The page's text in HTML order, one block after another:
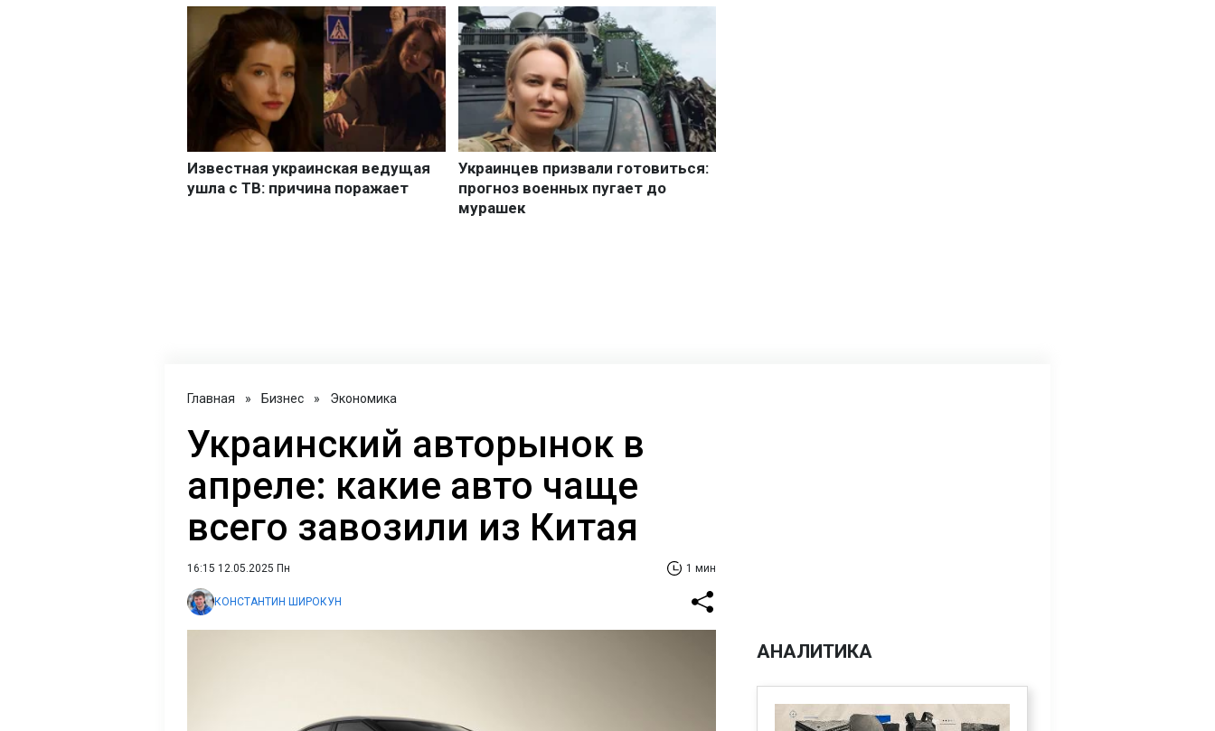
Главная » Бизнес » Экономика
Украинский авторынок в
апреле: какие авто чаще
всего завозили из Китая
16:15 12.05.2025 Пн 1 мин
КОНСТАНТИН ШИРОКУН
АНАЛИТИКА